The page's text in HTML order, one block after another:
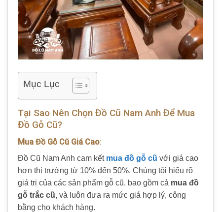
Mục Lục
Tại Sao Nên Chọn Đồ Cũ Nam Anh Để Mua
Đồ Gỗ Cũ?
Mua Đồ Gỗ Cũ Giá Cao:
Đồ Cũ Nam Anh cam kết mua đồ gỗ cũ với giá cao
hơn thị trường từ 10% đến 50%. Chúng tôi hiểu rõ
giá trị của các sản phẩm gỗ cũ, bao gồm cả mua đồ
gỗ trắc cũ, và luôn đưa ra mức giá hợp lý, công
bằng cho khách hàng.